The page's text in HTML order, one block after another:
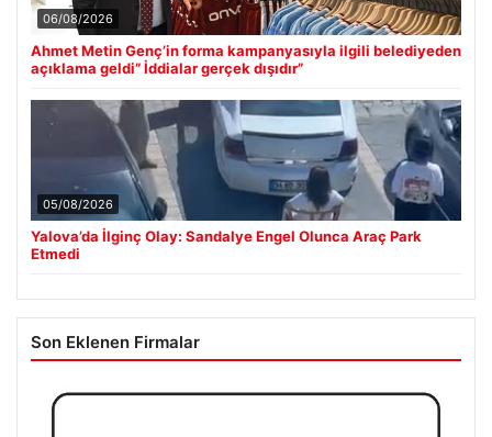
06/08/2026
Ahmet Metin Genç’in forma kampanyasıyla ilgili belediyeden
açıklama geldi” İddialar gerçek dışıdır”
05/08/2026
Yalova’da İlginç Olay: Sandalye Engel Olunca Araç Park
Etmedi
Son Eklenen Firmalar